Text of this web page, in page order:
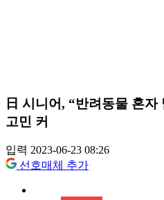
日 시니어, “반려동물 혼
고민 커
입력 2023-06-23 08:26
선호매체 추가